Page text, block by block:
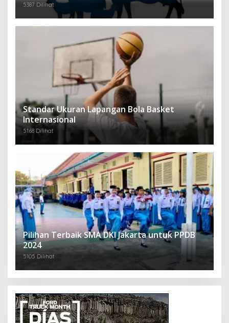
5387 Dilihat
Standar Ukuran Lapangan Bola Basket
Internasional
5168 Dilihat
Pilihan Terbaik SMA DKI Jakarta untuk PPDB
2024
5105 Dilihat